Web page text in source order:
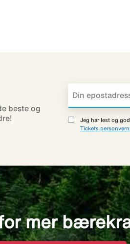
beste og
Jeg har lest og
Tickets
mer